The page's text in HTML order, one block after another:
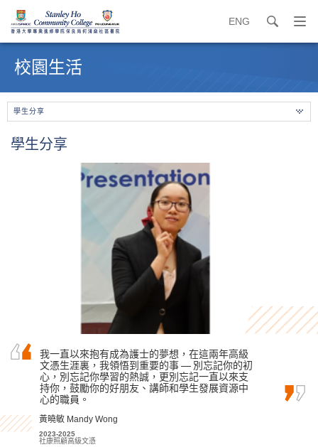
ENG search
打
開
始
校園生活
學生分享
學生分享
我很感激過去兩年能在HPSHCC學習酒店相關的專
業知識，課堂內容豐富和行業資訊量之大，再加
上寶貴的實習機會，短短兩年就顯著增進了我對
酒店行業的理解。
2023-2025
2025
我一直以來抱有成為護士的夢想，在這兩年高級
文憑生涯裏，我領悟到重要的事 — 別忘記你的初
心，別忘記你學習的熱誠，更別忘記一直以來支
持你，鼓勵你的好朋友、講師和學生發展資源中
心的職員。
黃曉敏 Mandy Wong
2023-2025
社康照顧高級文憑
也許你未能在公開試取得滿意的成績入讀心儀的
大學，但千萬不要灰心氣餒，只要找到合適的學
習方法和明確的目標，堅持到底，定能達到理想
目標！
2022-2024
2024